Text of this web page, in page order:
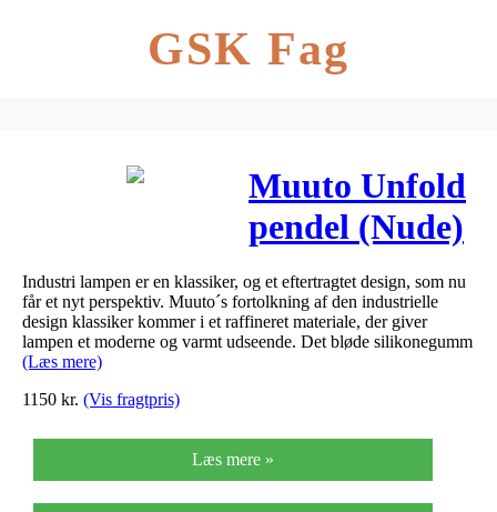
GSK Fag
Muuto Unfold
pendel (Nude)
Industri lampen er en klassiker, og et eftertragtet design, som nu
får et nyt perspektiv. Muuto´s fortolkning af den industrielle
design klassiker kommer i et raffineret materiale, der giver
lampen et moderne og varmt udseende. Det bløde silikonegumm
(Læs mere)
1150 kr. (Vis fragtpris)
Læs mere »